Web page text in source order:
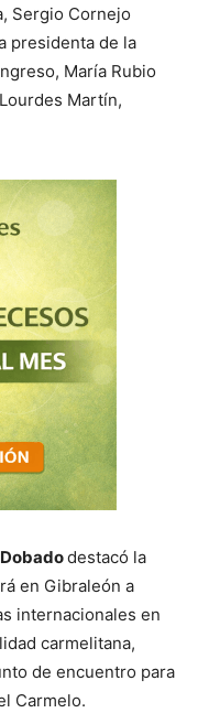
Sergio Cornejo
presidenta de la
María Rubio
Martín,
destacó la
en Gibraleón a
internacionales en
carmelitana,
de encuentro para
Carmelo.